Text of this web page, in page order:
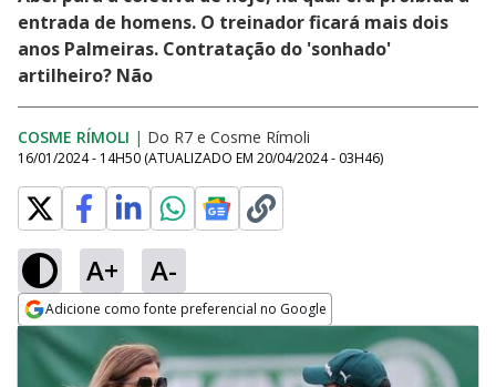
entrada de homens. O treinador ficará mais dois
anos Palmeiras. Contratação do 'sonhado'
artilheiro? Não
COSME RÍMOLI | Do R7 e Cosme Rímoli
16/01/2024 - 14H50 (ATUALIZADO EM 20/04/2024 - 03H46)
A+ A-
Adicione como fonte preferencial no Google
Opens in new window